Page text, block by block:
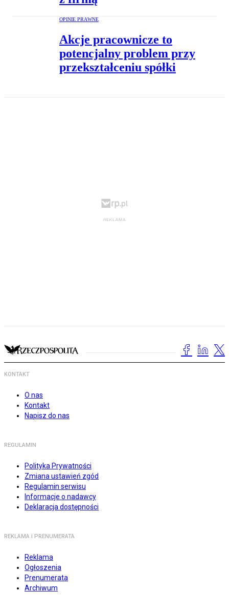
OPINIE PRAWNE
Akcje pracownicze to
potencjalny problem przy
przekształceniu spółki
KONTAKT
O nas
Kontakt
Napisz do nas
REGULAMIN
Polityka Prywatności
Zmiana ustawień zgód
Regulamin serwisu
Informacje o nadawcy
Deklaracja dostępności
REKLAMA I PRENUMERATA
Reklama
Ogłoszenia
Prenumerata
Archiwum